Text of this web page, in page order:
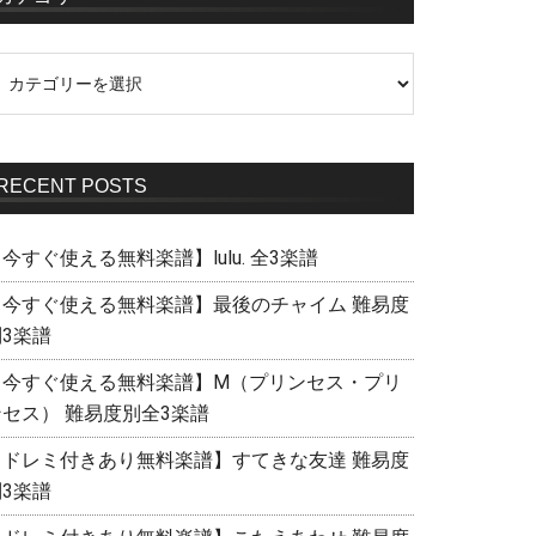
POSTS
すぐ使える無料楽譜】lulu. 全3楽譜
すぐ使える無料楽譜】最後のチャイム 難易度
楽譜
すぐ使える無料楽譜】M（プリンセス・プリ
ス） 難易度別全3楽譜
レミ付きあり無料楽譜】すてきな友達 難易度
楽譜